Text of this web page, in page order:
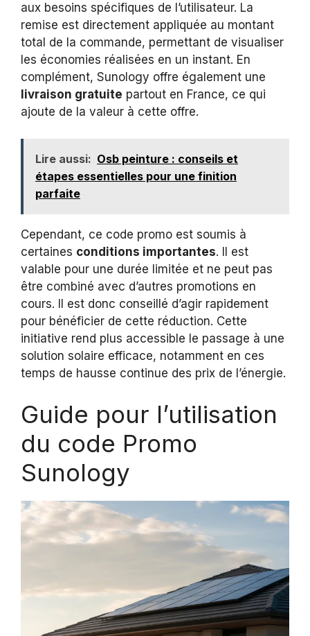
aux besoins spécifiques de l’utilisateur. La
remise est directement appliquée au montant
total de la commande, permettant de visualiser
les économies réalisées en un instant. En
complément, Sunology offre également une
livraison gratuite partout en France, ce qui
ajoute de la valeur à cette offre.
Lire aussi: Osb peinture : conseils et
étapes essentielles pour une finition
parfaite
Cependant, ce code promo est soumis à
certaines conditions importantes. Il est
valable pour une durée limitée et ne peut pas
être combiné avec d’autres promotions en
cours. Il est donc conseillé d’agir rapidement
pour bénéficier de cette réduction. Cette
initiative rend plus accessible le passage à une
solution solaire efficace, notamment en ces
temps de hausse continue des prix de l’énergie.
Guide pour l’utilisation
du code Promo
Sunology